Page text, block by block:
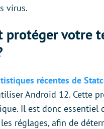
virus.
protéger votre
récentes de
Android 12. Cette
Il est donc essentiel
réglages, afin de